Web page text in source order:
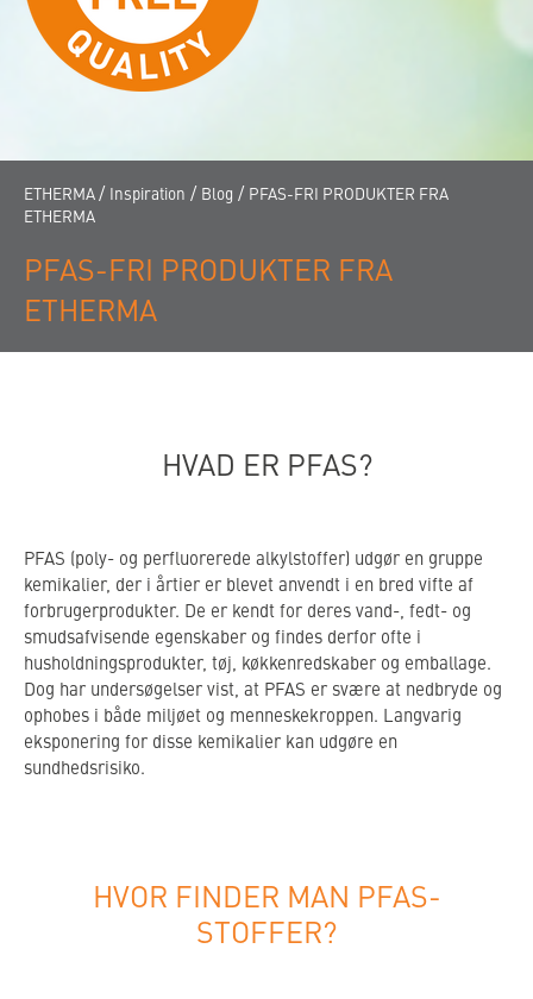
ETHERMA / Inspiration / Blog / PFAS-FRI PRODUKTER FRA
ETHERMA
PFAS-FRI PRODUKTER FRA
ETHERMA
HVAD ER PFAS?
PFAS (poly- og perfluorerede alkylstoffer) udgør en gruppe
kemikalier, der i årtier er blevet anvendt i en bred vifte af
forbrugerprodukter. De er kendt for deres vand-, fedt- og
smudsafvisende egenskaber og findes derfor ofte i
husholdningsprodukter, tøj, køkkenredskaber og emballage.
Dog har undersøgelser vist, at PFAS er svære at nedbryde og
ophobes i både miljøet og menneskekroppen. Langvarig
eksponering for disse kemikalier kan udgøre en
sundhedsrisiko.
HVOR FINDER MAN PFAS-
STOFFER?